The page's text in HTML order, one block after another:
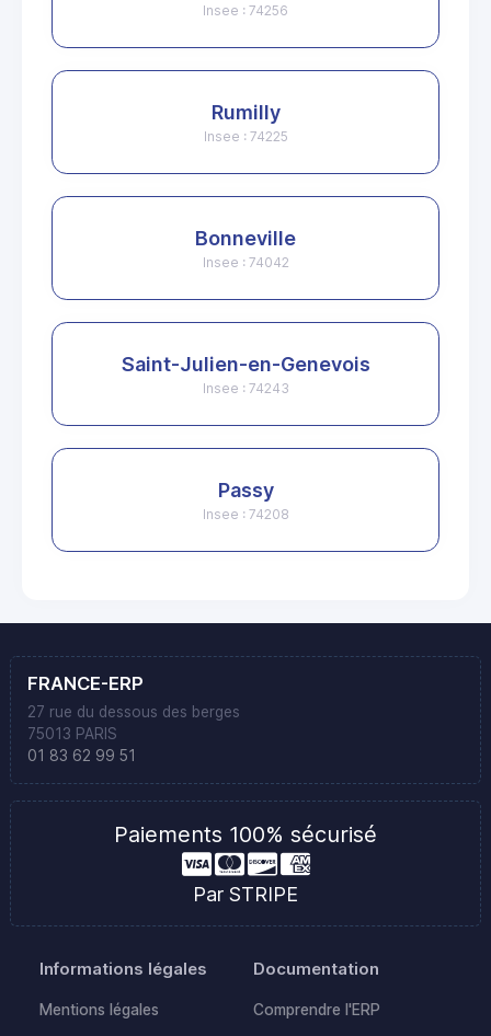
Insee : 74256
Rumilly
Insee : 74225
Bonneville
Insee : 74042
Saint-Julien-en-Genevois
Insee : 74243
Passy
Insee : 74208
FRANCE-ERP
27 rue du dessous des berges
75013 PARIS
01 83 62 99 51
Paiements 100% sécurisé
Par STRIPE
Informations légales
Mentions légales
Documentation
Comprendre l'ERP